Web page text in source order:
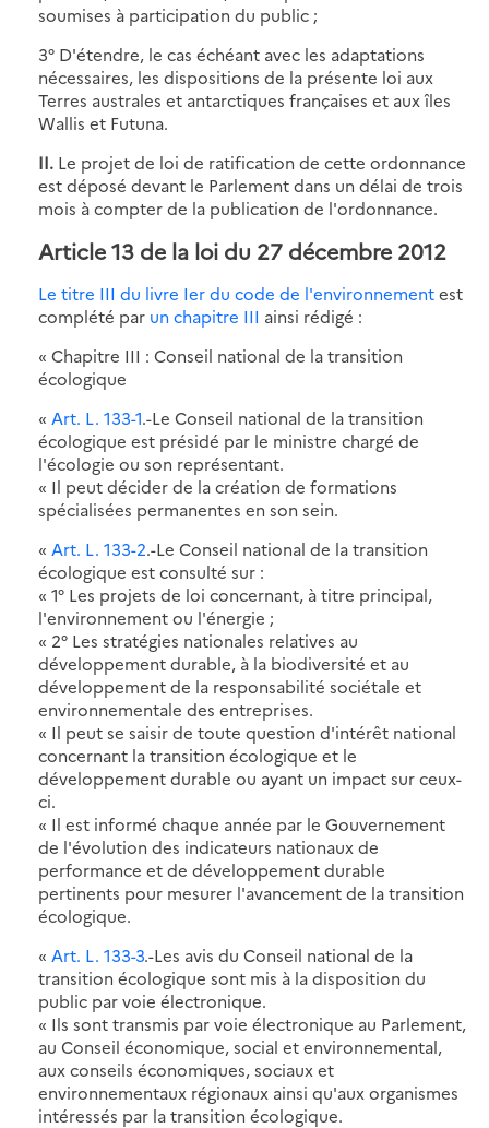
soumises à participation du public ;
3° D'étendre, le cas échéant avec les adaptations
nécessaires, les dispositions de la présente loi aux
Terres australes et antarctiques françaises et aux îles
Wallis et Futuna.
II. Le projet de loi de ratification de cette ordonnance
est déposé devant le Parlement dans un délai de trois
mois à compter de la publication de l'ordonnance.
Article 13 de la loi du 27 décembre 2012
Le titre III du livre Ier du code de l'environnementest
complété par un chapitre III ainsi rédigé :
« Chapitre III : Conseil national de la transition
écologique
« Art. L. 133-1.-Le Conseil national de la transition
écologique est présidé par le ministre chargé de
l'écologie ou son représentant.
« Il peut décider de la création de formations
spécialisées permanentes en son sein.
« Art. L. 133-2.-Le Conseil national de la transition
écologique est consulté sur :
« 1° Les projets de loi concernant, à titre principal,
l'environnement ou l'énergie ;
« 2° Les stratégies nationales relatives au
développement durable, à la biodiversité et au
développement de la responsabilité sociétale et
environnementale des entreprises.
« Il peut se saisir de toute question d'intérêt national
concernant la transition écologique et le
développement durable ou ayant un impact sur ceux-
ci.
« Il est informé chaque année par le Gouvernement
de l'évolution des indicateurs nationaux de
performance et de développement durable
pertinents pour mesurer l'avancement de la transition
écologique.
« Art. L. 133-3.-Les avis du Conseil national de la
transition écologique sont mis à la disposition du
public par voie électronique.
« Ils sont transmis par voie électronique au Parlement,
au Conseil économique, social et environnemental,
aux conseils économiques, sociaux et
environnementaux régionaux ainsi qu'aux organismes
intéressés par la transition écologique.